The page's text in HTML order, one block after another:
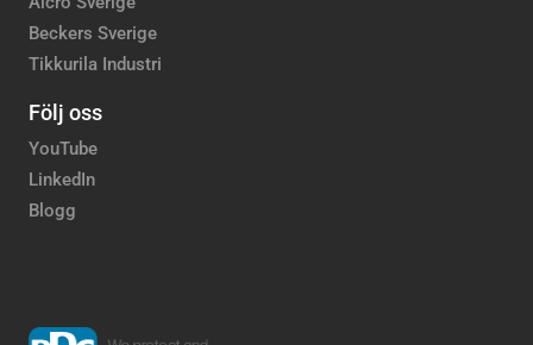
Beckers Sverige
Tikkurila Industri
Följ oss
YouTube
LinkedIn
Blogg